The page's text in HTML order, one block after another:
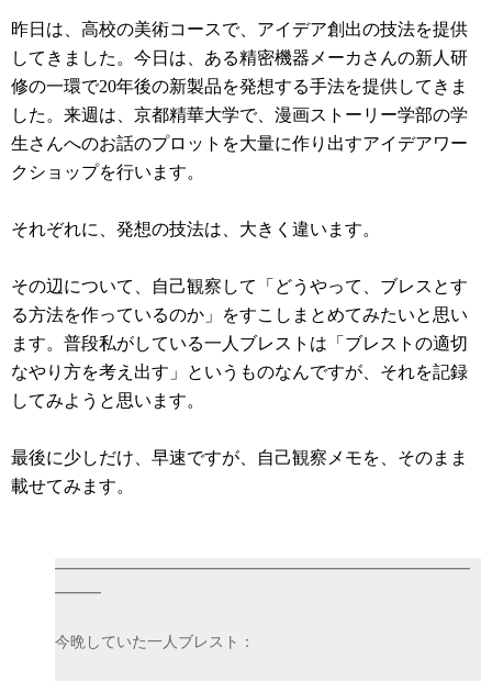
昨日は、高校の美術コースで、アイデア創出の技法を提供
してきました。今日は、ある精密機器メーカさんの新人研
修の一環で20年後の新製品を発想する手法を提供してきま
した。来週は、京都精華大学で、漫画ストーリー学部の学
生さんへのお話のプロットを大量に作り出すアイデアワー
クショップを行います。
それぞれに、発想の技法は、大きく違います。
その辺について、自己観察して「どうやって、ブレスとす
る方法を作っているのか」をすこしまとめてみたいと思い
ます。普段私がしている一人ブレストは「ブレストの適切
なやり方を考え出す」というものなんですが、それを記録
してみようと思います。
最後に少しだけ、早速ですが、自己観察メモを、そのまま
載せてみます。
━━━━━━━━━━━━━━━━━━━━━━━━━━━
━━━
今晩していた一人ブレスト：